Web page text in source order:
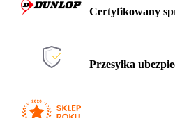
Certyfikowany
Przesyłka